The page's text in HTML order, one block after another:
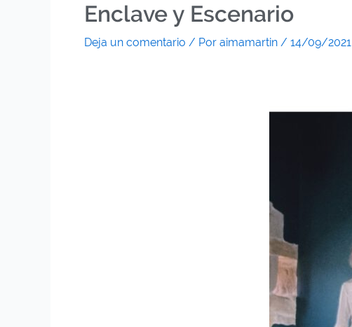
Enclave y Escenario
Deja un comentario / Por aimamartin / 14/09/2021